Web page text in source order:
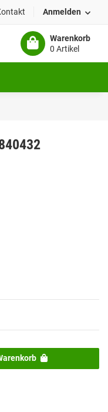
Anmelden
Warenkorb
0 Artikel